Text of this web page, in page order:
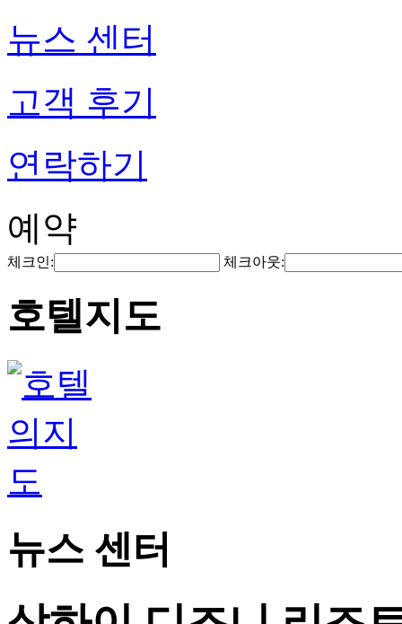
뉴스 센터
고객 후기
연락하기
예약
체크인: 체크아웃:
호텔지도
뉴스 센터